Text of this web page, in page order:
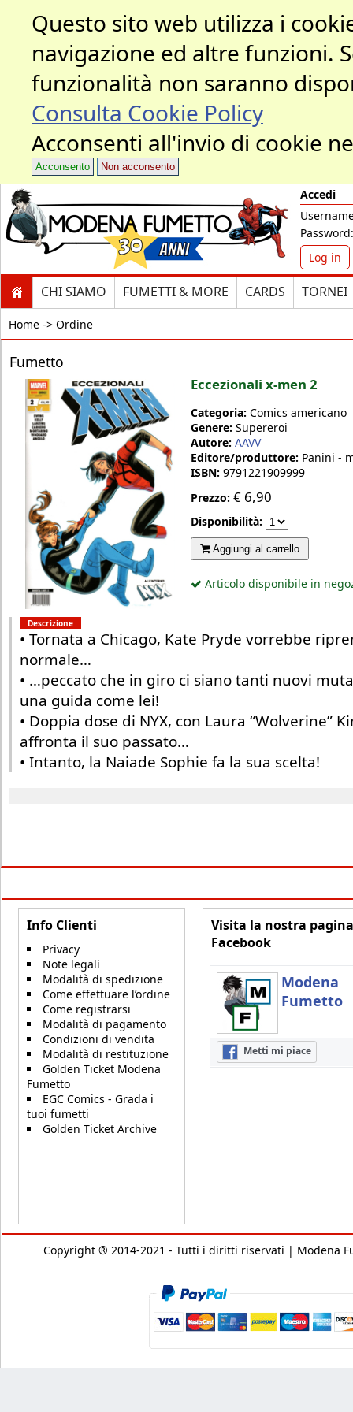
Questo sito web utilizza i
navigazione ed altre funzioni.
funzionalità non saranno
Consulta Cookie Policy
Acconsenti all'invio di cookie
Acconsento Non acconsento
Accedi
Password:
Log in
CHI SIAMO FUMETTI & MORE CARDS TORNEI
Home -> Ordine
Fumetto
Eccezionali x-men 2
Categoria: Comics americano
Genere: Supereroi
Autore: AAVV
Editore/produttore: Panini -
ISBN: 9791221909999
Prezzo: € 6,90
Disponibilità:
Aggiungi al carrello
Articolo disponibile in
Descrizione
• Tornata a Chicago, Kate Pryde vorrebbe
normale…
• …peccato che in giro ci siano tanti nuovi
una guida come lei!
• Doppia dose di NYX, con Laura “Wolverine”
affronta il suo passato…
• Intanto, la Naiade Sophie fa la sua scelta!
Info Clienti
Privacy
Note legali
Modalità di spedizione
Come effettuare l’ordine
Come registrarsi
Modalità di pagamento
Condizioni di vendita
Modalità di restituzione
Golden Ticket Modena
Fumetto
EGC Comics - Grada i
tuoi fumetti
Golden Ticket Archive
Visita la nostra pagina
Facebook
Modena
Fumetto
Metti mi piace
Copyright ® 2014-2021 - Tutti i diritti riservati | Modena